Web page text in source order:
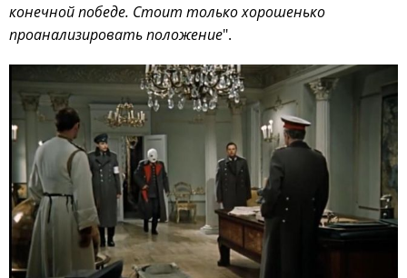
конечной победе. Стоит только хорошенько
проанализировать положение".